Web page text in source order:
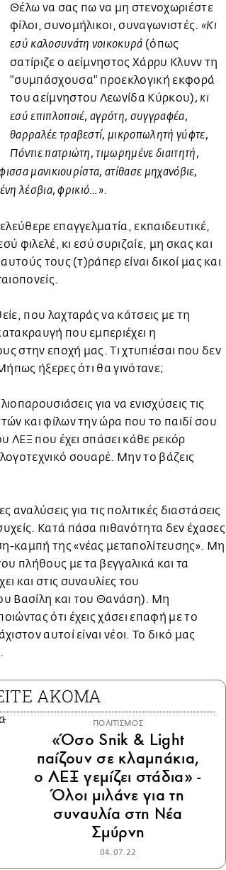
Θέλω να σας πω να μη στενοχωριέστε
φίλοι, συνομήλικοι, συναγωνιστές. «Κι
εσύ καλοσυνάτη νοικοκυρά (όπως
σατίριζε ο αείμνηστος Χάρρυ Κλυνν τη
"συμπάσχουσα" προεκλογική εκφορά
του αείμνηστου Λεωνίδα Κύρκου), κι
εσύ επιπλοποιέ, αγρότη, συγγραφέα,
θαρραλέε τραβεστί, μικροπωλητή γύφτε,
Πόντιε πατριώτη, τιμωρημένε διαιτητή,
μανικιουρίστα, ατίθασε μηχανόβιε,
λέσβια, φρικιό…».
επαγγελματία, εκπαιδευτικέ,
φιλελέ, κι εσύ συριζαίε, μη σκας και
τους (τ)ράπερ είναι δικοί μας και
που λαχταράς να κάτσεις με τη
που εμπεριέχει η
στην εποχή μας. Τι χτυπιέσαι που δεν
ήξερες ότι θα γινότανε;
για να ενισχύσεις τις
και φίλων την ώρα που το παιδί σου
ΛΕΞ που έχει σπάσει κάθε ρεκόρ
σουαρέ. Μην το βάζεις
για τις πολιτικές διαστάσεις
Κατά πάσα πιθανότητα δεν έχασες
καμπή της «νέας μεταπολίτευσης». Μη
πλήθους με τα βεγγαλικά και τα
και στις συναυλίες του
Βασίλη και του Θανάση). Μη
ότι έχεις χάσει επαφή με το
αυτοί είναι νέοι. Το δικό μας
ΑΚΟΜΑ
ΠΟΛΙΤΙΣΜΟΣ
«Όσο Snik & Light
παίζουν σε κλαμπάκια,
ο ΛΕΞ γεμίζει στάδια» -
Όλοι μιλάνε για τη
συναυλία στη Νέα
Σμύρνη
04.07.22